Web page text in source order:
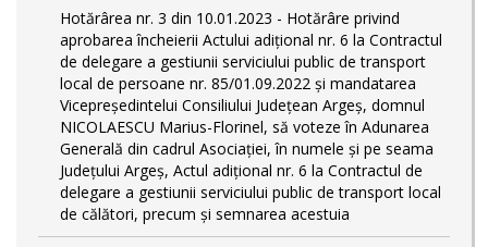
Hotărârea nr. 3 din 10.01.2023 - Hotărâre privind
aprobarea încheierii Actului adițional nr. 6 la Contractul
de delegare a gestiunii serviciului public de transport
local de persoane nr. 85/01.09.2022 și mandatarea
Vicepreședintelui Consiliului Județean Argeș, domnul
NICOLAESCU Marius-Florinel, să voteze în Adunarea
Generală din cadrul Asociației, în numele și pe seama
Județului Argeș, Actul adițional nr. 6 la Contractul de
delegare a gestiunii serviciului public de transport local
de călători, precum și semnarea acestuia